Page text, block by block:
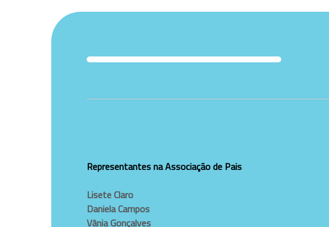
Representantes na Associação de Pais
Lisete Claro
Daniela Campos
Vânia Gonçalves